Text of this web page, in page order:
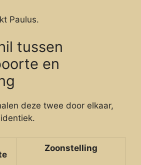
Paulus.
tussen
en
deze twee door elkaar,
Zoonstelling